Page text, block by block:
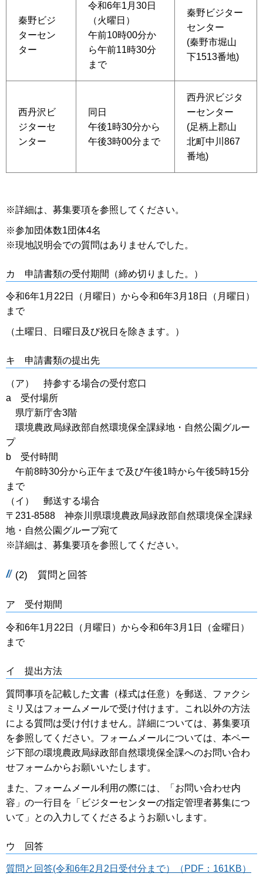
秦野ビジ
ターセン
ター
令和6年1月30日
（火曜日）
午前10時00分か
ら午前11時30分
まで
秦野ビジター
センター
(秦野市堀山
下1513番地)
西丹沢ビ
ジターセ
ンター
同日
午後1時30分から
午後3時00分まで
西丹沢ビジタ
ーセンター
(足柄上郡山
北町中川867
番地)
※詳細は、募集要項を参照してください。
※参加団体数1団体4名
※現地説明会での質問はありませんでした。
カ 申請書類の受付期間（締め切りました。）
令和6年1月22日（月曜日）から令和6年3月18日（月曜日）
まで
（土曜日、日曜日及び祝日を除きます。）
キ 申請書類の提出先
（ア） 持参する場合の受付窓口
a 受付場所
県庁新庁舎3階
環境農政局緑政部自然環境保全課緑地・自然公園グルー
プ
b 受付時間
午前8時30分から正午まで及び午後1時から午後5時15分
まで
（イ） 郵送する場合
〒231-8588 神奈川県環境農政局緑政部自然環境保全課緑
地・自然公園グループ宛て
※詳細は、募集要項を参照してください。
(2) 質問と回答
ア 受付期間
令和6年1月22日（月曜日）から令和6年3月1日（金曜日）
まで
イ 提出方法
質問事項を記載した文書（様式は任意）を郵送、ファクシ
ミリ又はフォームメールで受け付けます。これ以外の方法
による質問は受け付けません。詳細については、募集要項
を参照してください。フォームメールについては、本ペー
ジ下部の環境農政局緑政部自然環境保全課へのお問い合わ
せフォームからお願いいたします。
また、フォームメール利用の際には、「お問い合わせ内
容」の一行目を「ビジターセンターの指定管理者募集につ
いて」との入力してくださるようお願いします。
ウ 回答
質問と回答(令和6年2月2日受付分まで）（PDF：161KB）